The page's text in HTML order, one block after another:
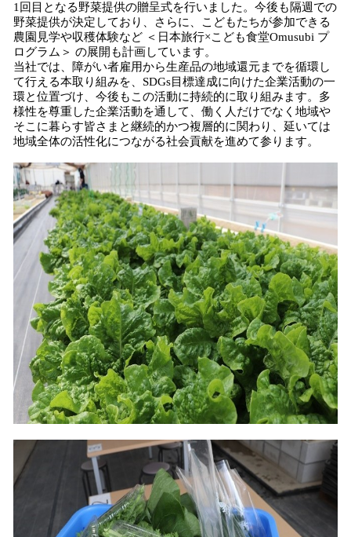
1回目となる野菜提供の贈呈式を行いました。今後も隔週での
野菜提供が決定しており、さらに、こどもたちが参加できる
農園見学や収穫体験など ＜日本旅行×こども食堂Omusubi プ
ログラム＞ の展開も計画しています。
当社では、障がい者雇用から生産品の地域還元までを循環し
て行える本取り組みを、SDGs目標達成に向けた企業活動の一
環と位置づけ、今後もこの活動に持続的に取り組みます。多
様性を尊重した企業活動を通して、働く人だけでなく地域や
そこに暮らす皆さまと継続的かつ複層的に関わり、延いては
地域全体の活性化につながる社会貢献を進めて参ります。